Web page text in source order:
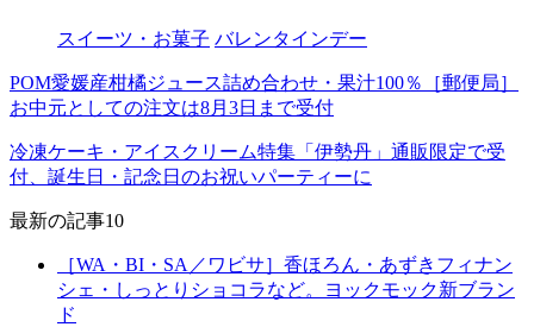
スイーツ・お菓子 バレンタインデー
POM愛媛産柑橘ジュース詰め合わせ・果汁100％［郵便局］
お中元としての注文は8月3日まで受付
冷凍ケーキ・アイスクリーム特集「伊勢丹」通販限定で受
付、誕生日・記念日のお祝いパーティーに
最新の記事10
［WA・BI・SA／ワビサ］香ほろん・あずきフィナン
シェ・しっとりショコラなど。ヨックモック新ブラン
ド